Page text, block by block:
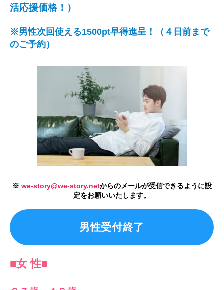
活応援価格！）
※男性次回使える1500pt早得進呈！（４日前まで
のご予約）
※ we-story@we-story.netからのメールが受信できるように設
定をお願いいたします。
男性受付終了
■女 性■